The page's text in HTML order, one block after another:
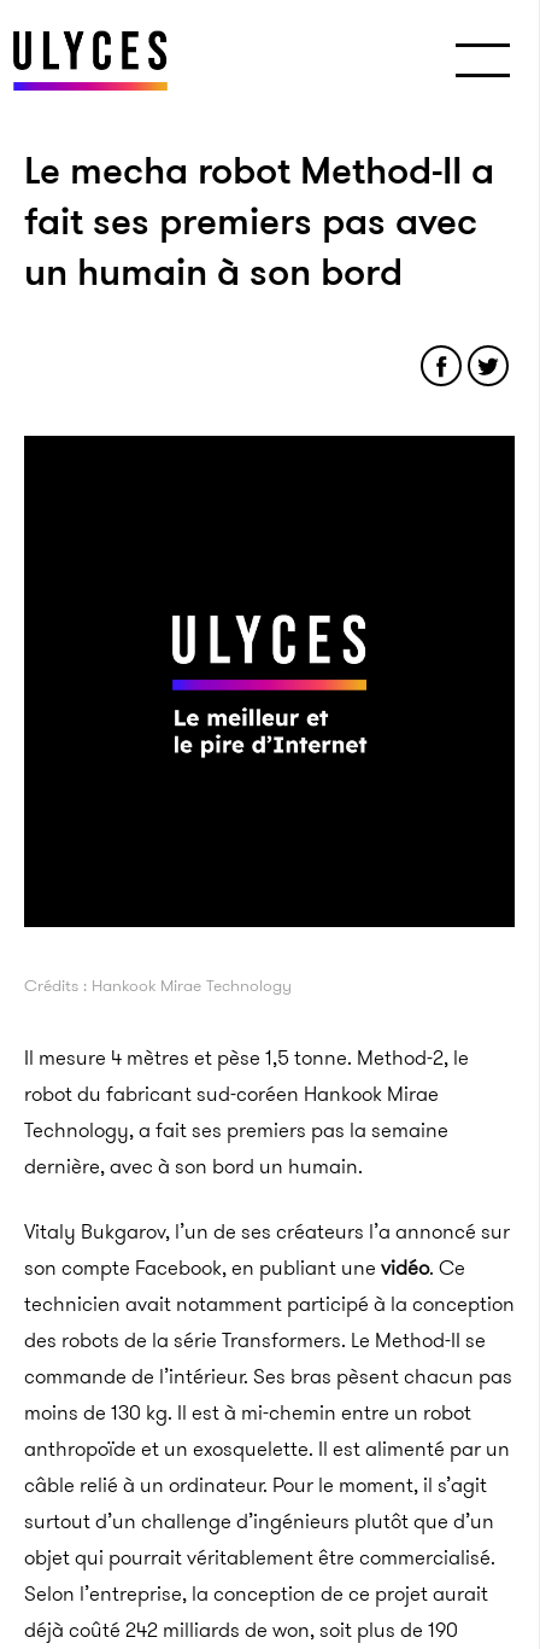
Le mecha robot Method-II a
fait ses premiers pas avec
un humain à son bord
Crédits : Hankook Mirae Technology
Il mesure 4 mètres et pèse 1,5 tonne. Method-2, le
robot du fabricant sud-coréen Hankook Mirae
Technology, a fait ses premiers pas la semaine
dernière, avec à son bord un humain.
Vitaly Bukgarov, l’un de ses créateurs l’a annoncé sur
son compte Facebook, en publiant une vidéo. Ce
technicien avait notamment participé à la conception
des robots de la série Transformers. Le Method-II se
commande de l’intérieur. Ses bras pèsent chacun pas
moins de 130 kg. Il est à mi-chemin entre un robot
anthropoïde et un exosquelette. Il est alimenté par un
câble relié à un ordinateur. Pour le moment, il s’agit
surtout d’un challenge d’ingénieurs plutôt que d’un
objet qui pourrait véritablement être commercialisé.
Selon l’entreprise, la conception de ce projet aurait
déjà coûté 242 milliards de won, soit plus de 190